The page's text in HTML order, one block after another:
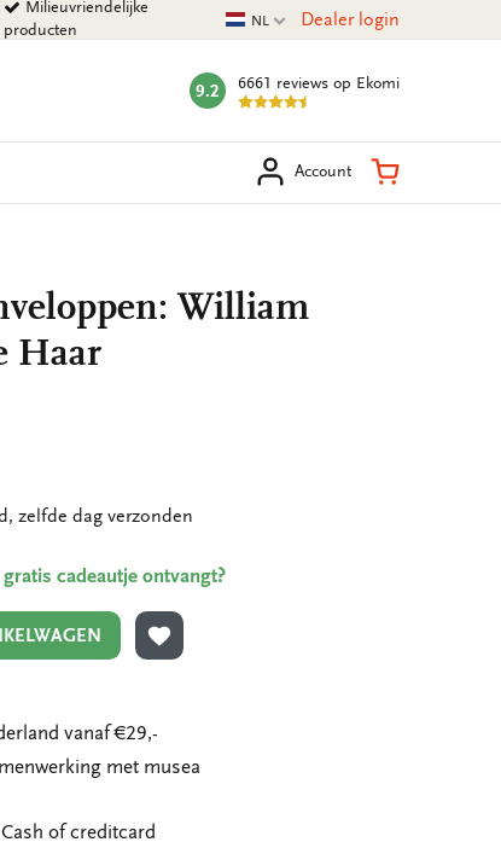
Milieuvriendelijke
producten
Huidige taal
NL Dealer login
mark:
9.2 6661 reviews op Ekomi
Account Winkelmand
William
Haar
zelfde dag verzonden
cadeautje ontvangt?
TOEVOEGEN AAN VERLANGLIJST
vanaf €29,-
met musea
of creditcard